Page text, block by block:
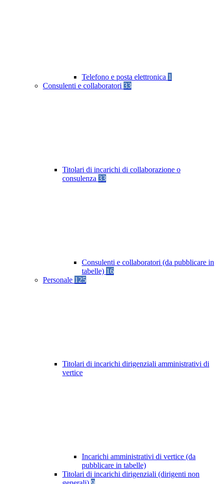
Telefono e posta elettronica 1
Consulenti e collaboratori 33
Titolari di incarichi di collaborazione o
consulenza 33
Consulenti e collaboratori (da pubblicare in
tabelle) 16
Personale 125
Titolari di incarichi dirigenziali amministrativi di
vertice
Incarichi amministrativi di vertice (da
pubblicare in tabelle)
Titolari di incarichi dirigenziali (dirigenti non